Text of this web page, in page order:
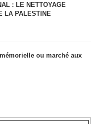
: LE NETTOYAGE
LA PALESTINE
ou marché aux